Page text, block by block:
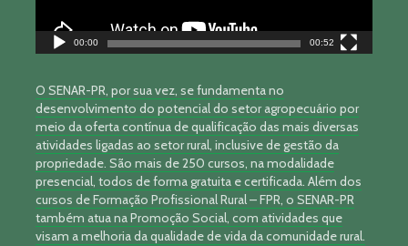
00:00 00:52
O SENAR-PR, por sua vez, se fundamenta no
desenvolvimento do potencial do setor agropecuário por
meio da oferta contínua de qualificação das mais diversas
atividades ligadas ao setor rural, inclusive de gestão da
propriedade. São mais de 250 cursos, na modalidade
presencial, todos de forma gratuita e certificada. Além dos
cursos de Formação Profissional Rural – FPR, o SENAR-PR
também atua na Promoção Social, com atividades que
visam a melhoria da qualidade de vida da comunidade rural.